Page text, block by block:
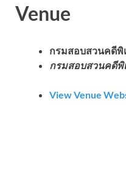
Venue
กรมสอบสวนคดีพิ
กรมสอบสวนคดีพิ
View Venue